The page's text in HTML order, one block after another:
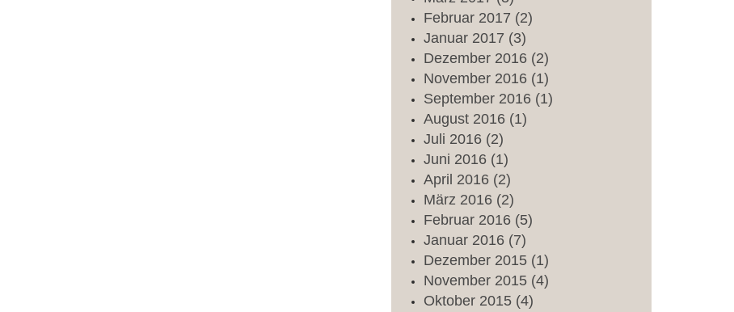
Februar 2017 (2)
Januar 2017 (3)
Dezember 2016 (2)
November 2016 (1)
September 2016 (1)
August 2016 (1)
Juli 2016 (2)
Juni 2016 (1)
April 2016 (2)
März 2016 (2)
Februar 2016 (5)
Januar 2016 (7)
Dezember 2015 (1)
November 2015 (4)
Oktober 2015 (4)